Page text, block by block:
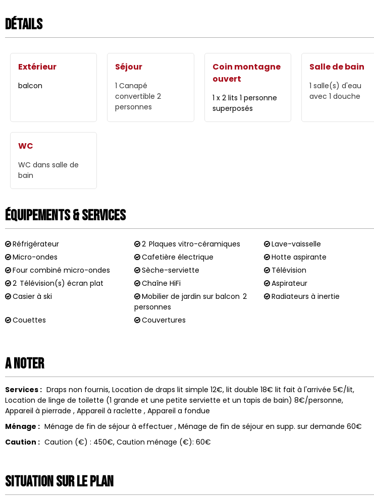
Détails
Extérieur
balcon
Séjour
1 Canapé
convertible 2
personnes
Coin montagne
ouvert
1 x 2 lits 1 personne
superposés
Salle de bain
1 salle(s) d'eau
avec 1 douche
WC
WC dans salle de
bain
Équipements & Services
Réfrigérateur 2 Plaques vitro-céramiques
Lave-vaisselle
Micro-ondes
Cafetière électrique
Hotte aspirante
Four combiné micro-ondes
Sèche-serviette
Télévision
2 Télévision(s) écran plat Chaîne HiFi
Aspirateur
Casier à ski
Mobilier de jardin sur balcon 2
personnes
Radiateurs à inertie
Couettes Couvertures
A noter
Services : Draps non fournis Location de draps lit simple 12€, lit double 18€ lit fait à l'arrivée 5€/lit
Location de linge de toilette (1 grande et une petite serviette et un tapis de bain) 8€/personne
Appareil à pierrade
Appareil à raclette
Appareil a fondue
Ménage : Ménage de fin de séjour à effectuer Ménage de fin de séjour en supp. sur demande 60€
Caution : Caution (€) : 450€ Caution ménage (€): 60€
Situation sur le Plan